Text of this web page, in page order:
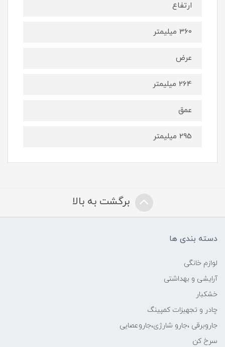
ارتفاع
360 میلیمتر
عرض
264 میلیمتر
عمق
295 میلیمتر
برگشت به بالا
دسته بندی ها
لوازم خانگی
آرایشی و بهداشتی
خشکبار
چادر و تجهیزات کمپینگ
جاروبرقی ،جارو شارژی،جاروعصایی
سرخ کن